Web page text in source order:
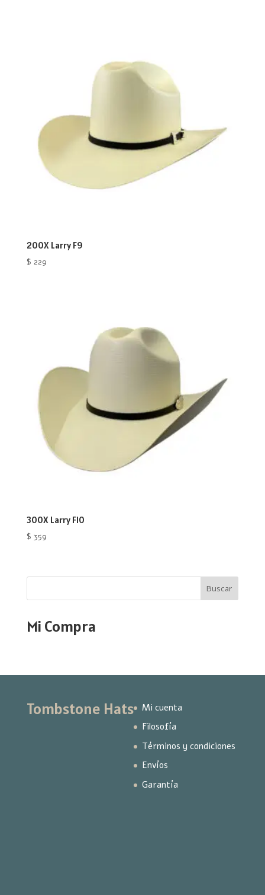
200X Larry F9
$ 229
300X Larry F10
$ 359
Buscar
Mi Compra
Tombstone Hats
Mi cuenta
Filosofía
Términos y condiciones
Envíos
Garantía